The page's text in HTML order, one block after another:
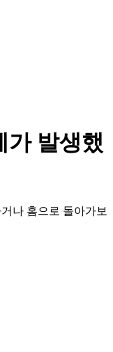
가 발생했
나 홈으로 돌아가보